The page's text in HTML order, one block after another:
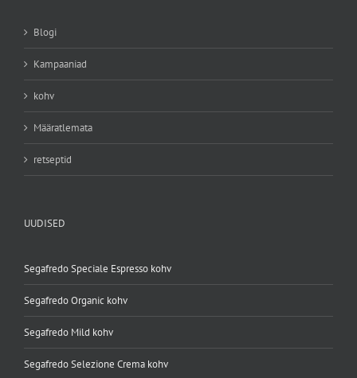
Blogi
Kampaaniad
kohv
Määratlemata
retseptid
UUDISED
Segafredo Speciale Espresso kohv
Segafredo Organic kohv
Segafredo Mild kohv
Segafredo Selezione Crema kohv